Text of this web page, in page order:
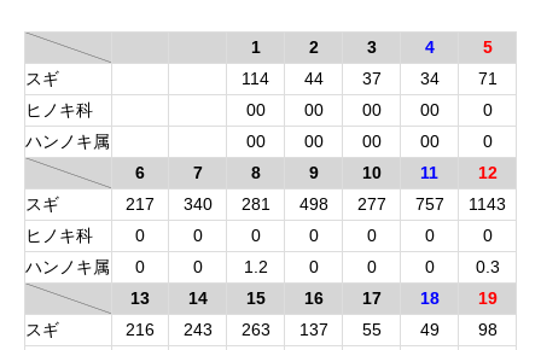
1 2 3 4
5
スギ
114 44 37 34
71
ヒノキ科
00 00 00 00
0
ハンノキ属
00 00 00 00
0
6
7 8 9 10 11
12
スギ
217 340 281 498 277 757
1143
ヒノキ科
0 0 0 0 0 0
0
ハンノキ属
0 0 1.2 0 0 0
0.3
13
14 15 16 17 18
19
スギ
216 243 263 137 55 49
98